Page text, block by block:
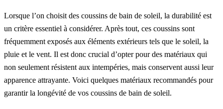
Lorsque l’on choisit des coussins de bain de soleil, la durabilité est
un critère essentiel à considérer. Après tout, ces coussins sont
fréquemment exposés aux éléments extérieurs tels que le soleil, la
pluie et le vent. Il est donc crucial d’opter pour des matériaux qui
non seulement résistent aux intempéries, mais conservent aussi leur
apparence attrayante. Voici quelques matériaux recommandés pour
garantir la longévité de vos coussins de bain de soleil.